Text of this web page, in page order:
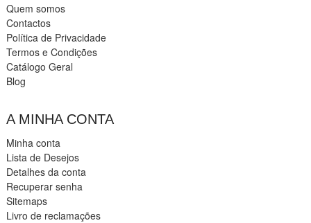
Quem somos
Contactos
Política de Privacidade
Termos e Condições
Catálogo Geral
Blog
A MINHA CONTA
Minha conta
Lista de Desejos
Detalhes da conta
Recuperar senha
Sitemaps
Livro de reclamações